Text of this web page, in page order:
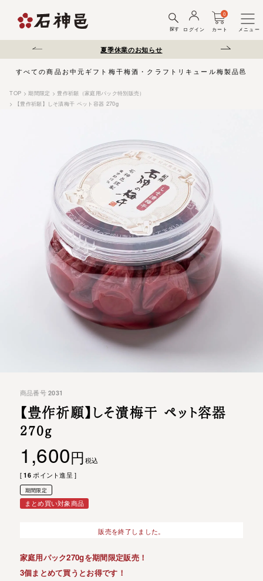
探す ログイン カート
0
メニュー
延について 夏季休業のお知らせ 弊社を装った偽
すべての商品 お中元 ギフト 梅干梅酒・クラフトリキュール梅製品邑じ
TOP 期間限定
豊作祈願（家庭用パック特別販売）
【豊作祈願】しそ漬梅干 ペット容器 270g
商品番号 2031
【豊作祈願】しそ漬梅干 ペット容器
270g
1,600
税込
[ 16 ポイント進呈 ]
期間限定
まとめ買い対象商品
販売を終了しました。
家庭用パック270gを期間限定販売！
3個まとめて買うとお得です！